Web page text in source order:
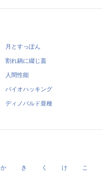
月とすっぽん
割れ鍋に綴じ蓋
人間性能
バイオハッキング
ディノバルド亜種
か き く け こ